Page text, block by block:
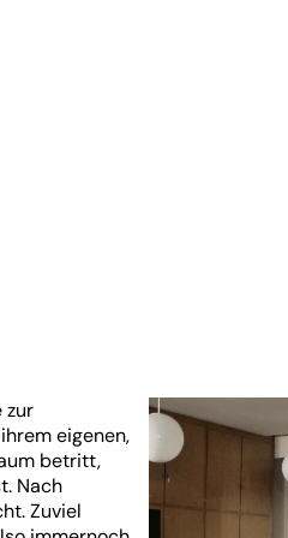
zur
eigenen,
betritt,
Nach
Zuviel